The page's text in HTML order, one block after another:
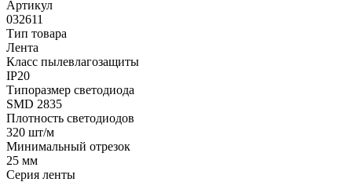
Артикул
032611
Тип товара
Лента
Класс пылевлагозащиты
IP20
Типоразмер светодиода
SMD 2835
Плотность светодиодов
320 шт/м
Минимальный отрезок
25 мм
Серия ленты